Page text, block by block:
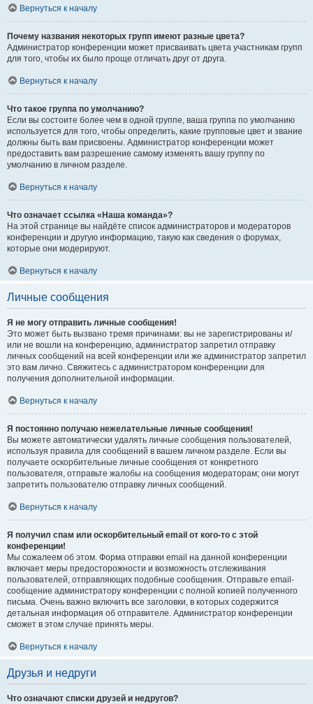
Вернуться к началу
Почему названия некоторых групп имеют разные цвета?
Администратор конференции может присваивать цвета участникам групп
для того, чтобы их было проще отличать друг от друга.
Вернуться к началу
Что такое группа по умолчанию?
Если вы состоите более чем в одной группе, ваша группа по умолчанию
используется для того, чтобы определить, какие групповые цвет и звание
должны быть вам присвоены. Администратор конференции может
предоставить вам разрешение самому изменять вашу группу по
умолчанию в личном разделе.
Вернуться к началу
Что означает ссылка «Наша команда»?
На этой странице вы найдёте список администраторов и модераторов
конференции и другую информацию, такую как сведения о форумах,
которые они модерируют.
Вернуться к началу
Личные сообщения
Я не могу отправить личные сообщения!
Это может быть вызвано тремя причинами: вы не зарегистрированы и/
или не вошли на конференцию, администратор запретил отправку
личных сообщений на всей конференции или же администратор запретил
это вам лично. Свяжитесь с администратором конференции для
получения дополнительной информации.
Вернуться к началу
Я постоянно получаю нежелательные личные сообщения!
Вы можете автоматически удалять личные сообщения пользователей,
используя правила для сообщений в вашем личном разделе. Если вы
получаете оскорбительные личные сообщения от конкретного
пользователя, отправьте жалобы на сообщения модераторам; они могут
запретить пользователю отправку личных сообщений.
Вернуться к началу
Я получил спам или оскорбительный email от кого-то с этой
конференции!
Мы сожалеем об этом. Форма отправки email на данной конференции
включает меры предосторожности и возможность отслеживания
пользователей, отправляющих подобные сообщения. Отправьте email-
сообщение администратору конференции с полной копией полученного
письма. Очень важно включить все заголовки, в которых содержится
детальная информация об отправителе. Администратор конференции
сможет в этом случае принять меры.
Вернуться к началу
Друзья и недруги
Что означают списки друзей и недругов?